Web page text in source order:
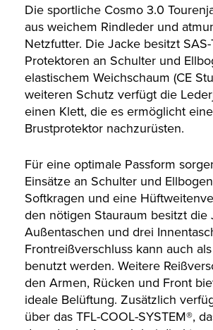
Die sportliche Cosmo 3.0
aus weichem Rindleder und
Netzfutter. Die Jacke besitzt SAS-
Protektoren an Schulter und
elastischem Weichschaum (CE
weiteren Schutz verfügt die
einen Klett, die es ermöglicht
Brustprotektor nachzurüsten.
Für eine optimale Passform
Einsätze an Schulter und
Softkragen und eine
den nötigen Stauraum besitzt die
Außentaschen und drei
Frontreißverschluss kann auch
benutzt werden. Weitere
den Armen, Rücken und Front
ideale Belüftung. Zusätzlich
über das TFL-COOL-SYSTEM®,